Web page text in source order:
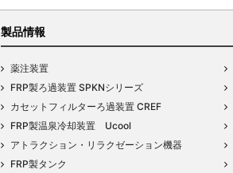
製品情報
薬注装置
FRP製ろ過装置 SPKNシリーズ
カセットフィルターろ過装置 CREF
FRP製温泉冷却装置 Ucool
アトラクション・リラクゼーション機器
FRP製タンク